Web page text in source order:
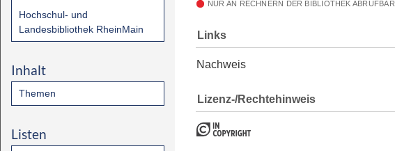
Hochschul- und
Landesbibliothek RheinMain
Inhalt
Themen
Listen
NUR AN RECHNERN DER BIBLIOTHEK ABRUFBAR
Links
Nachweis
Lizenz-/Rechtehinweis